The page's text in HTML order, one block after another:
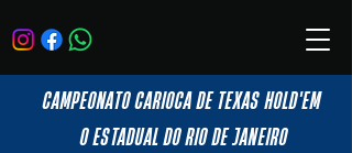
CAMPEONATO CARIOCA DE TEXAS HOLD'EM
O ESTADUAL DO RIO DE JANEIRO